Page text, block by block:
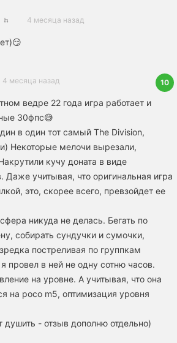
4 месяца назад
4 месяца назад
10
ведре 22 года игра работает и
30фпс😅
в один тот самый The Division,
Некоторые мелочи вырезали,
кучу доната в виде
Даже учитывая, что оригинальная игра
это, скорее всего, превзойдет ее
никуда не делась. Бегать по
собирать сундучки и сумочки,
постреливая по группкам
провел в ней не одну сотню часов.
на уровне. А учитывая, что она
на poco m5, оптимизация уровня
душить - отзыв дополню отдельно)